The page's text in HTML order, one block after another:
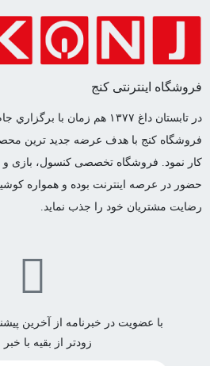
فروشگاه اینترنتی کنج
فروشگاه كنج با هدف عرضه جديد ترين
كار نمود. فروشگاه تخصصی کنسول، بازی و
حضور در عرصه اینترنت بوده و همواره
رضایت مشتریان خود را جذب نماید.
با عضویت در خبرنامه از آخرین
زودتر از بقیه با